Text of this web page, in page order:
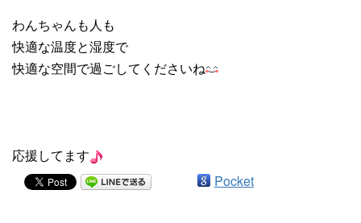
わんちゃんも人も
快適な温度と湿度で
快適な空間で過ごしてくださいね
応援してます
Pocket